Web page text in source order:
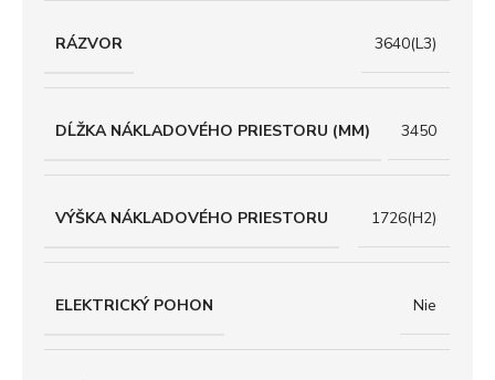
RÁZVOR 3640(L3)
DĹŽKA NÁKLADOVÉHO PRIESTORU (MM) 3450
VÝŠKA NÁKLADOVÉHO PRIESTORU 1726(H2)
ELEKTRICKÝ POHON Nie